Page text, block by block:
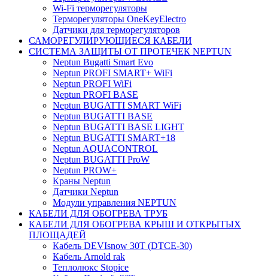
Wi-Fi терморегуляторы
Терморегуляторы OneKeyElectro
Датчики для терморегуляторов
САМОРЕГУЛИРУЮЩИЕСЯ КАБЕЛИ
СИСТЕМА ЗАЩИТЫ ОТ ПРОТЕЧЕК NEPTUN
Neptun Bugatti Smart Evo
Neptun PROFI SMART+ WiFi
Neptun PROFI WiFi
Neptun PROFI BASE
Neptun BUGATTI SMART WiFi
Neptun BUGATTI BASE
Neptun BUGATTI BASE LIGHT
Neptun BUGATTI SMART+18
Neptun AQUACONTROL
Neptun BUGATTI ProW
Neptun PROW+
Краны Neptun
Датчики Neptun
Модули управления NEPTUN
КАБЕЛИ ДЛЯ ОБОГРЕВА ТРУБ
КАБЕЛИ ДЛЯ ОБОГРЕВА КРЫШ И ОТКРЫТЫХ
ПЛОЩАДЕЙ
Кабель DEVIsnow 30Т (DTCE-30)
Кабель Arnold rak
Теплолюкс Stopice